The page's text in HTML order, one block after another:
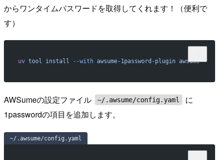
からワンタイムパスワードを取得してくれます！（便利で
す）
uv tool install --with awsume-1password-plugin awsume
AWSumeの設定ファイル ~/.awsume/config.yaml
に
1passwordの項目を追加します。
~/.awsume/config.yaml